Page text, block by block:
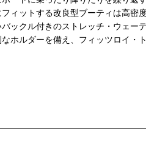
ィットする改良型ブーティは高密
ックル付きのストレッチ・ウェー
ホルダーを備え、フィッツロイ・